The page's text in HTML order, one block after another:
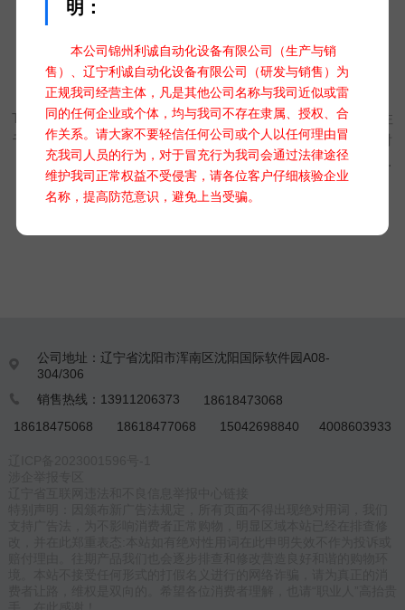
明：
本公司锦州利诚自动化设备有限公司（生产与销
售）、辽宁利诚自动化设备有限公司（研发与销售）为
正规我司经营主体，凡是其他公司名称与我司近似或雷
同的任何企业或个体，均与我司不存在隶属、授权、合
作关系。请大家不要轻信任何公司或个人以任何理由冒
充我司人员的行为，对于冒充行为我司会通过法律途径
维护我司正常权益不受侵害，请各位客户仔细核验企业
名称，提高防范意识，避免上当受骗。
太阳总辐射传感器（classA） TBQ-2H
TBQ-2H太阳总辐射传感器（Class A），又称天空辐射表，专注
于测量水平面上接收到的太阳直接辐射与散射辐射之和的总辐射
（短波）。这款设备专为太阳能资源评估、环境监测及气候研究
等领域打造，具备全面、准确的测量能力，能够为用户提供详尽
的太阳能资源数据。其高精度、高稳定性的测量性能，以及简单
易用、维护方便的特点，使其成为气象站、农业试验田、太阳能

公司地址：辽宁省沈阳市浑南区沈阳国际软件园A08-
304/306
 销售热线：13911206373
18618473068
18618475068
18618477068 15042698840 4008603933